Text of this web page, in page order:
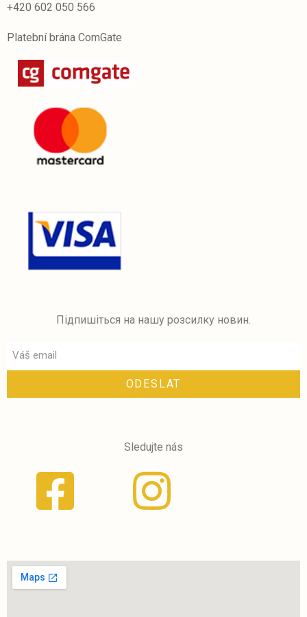
+420 602 050 566
Platební brána ComGate
Підпишіться на нашу розсилку новин.
ODESLAT
Sledujte nás